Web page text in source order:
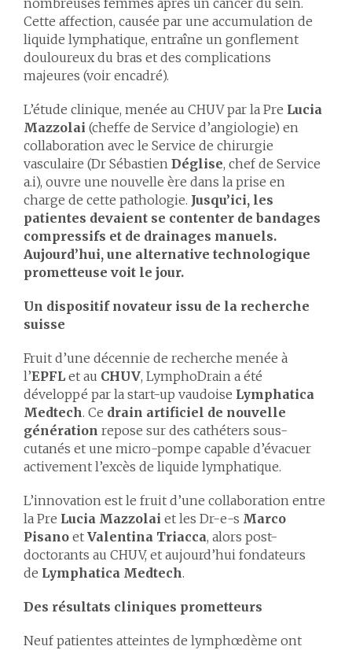
nombreuses femmes après un cancer du sein.
Cette affection, causée par une accumulation de
liquide lymphatique, entraîne un gonflement
douloureux du bras et des complications
majeures (voir encadré).
L’étude clinique, menée au CHUV par la Pre Lucia
Mazzolai (cheffe de Service d’angiologie) en
collaboration avec le Service de chirurgie
vasculaire (Dr Sébastien Déglise, chef de Service
a.i), ouvre une nouvelle ère dans la prise en
charge de cette pathologie. Jusqu’ici, les
patientes devaient se contenter de bandages
compressifs et de drainages manuels.
Aujourd’hui, une alternative technologique
prometteuse voit le jour.
Un dispositif novateur issu de la recherche
suisse
Fruit d’une décennie de recherche menée à
l’EPFL et au CHUV, LymphoDrain a été
développé par la start-up vaudoise Lymphatica
Medtech. Ce drain artificiel de nouvelle
génération repose sur des cathéters sous-
cutanés et une micro-pompe capable d’évacuer
activement l’excès de liquide lymphatique.
L’innovation est le fruit d’une collaboration entre
la Pre Lucia Mazzolai et les Dr-e-s Marco
Pisano et Valentina Triacca, alors post-
doctorants au CHUV, et aujourd’hui fondateurs
de Lymphatica Medtech.
Des résultats cliniques prometteurs
Neuf patientes atteintes de lymphœdème ont